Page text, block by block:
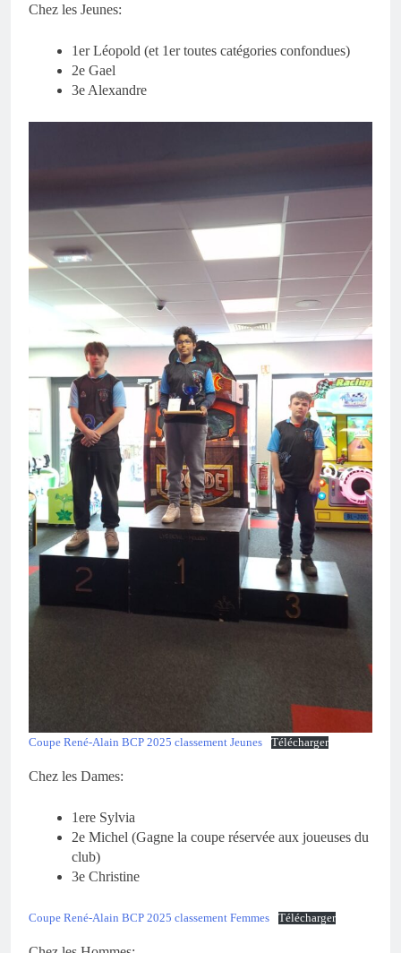
Chez les Jeunes:
1er Léopold (et 1er toutes catégories confondues)
2e Gael
3e Alexandre
Coupe René-Alain BCP 2025 classement Jeunes Télécharger
Chez les Dames:
1ere Sylvia
2e Michel (Gagne la coupe réservée aux joueuses du
club)
3e Christine
Coupe René-Alain BCP 2025 classement Femmes Télécharger